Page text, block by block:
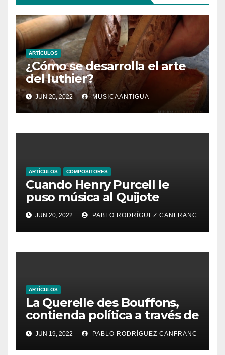
ARTÍCULOS
¿Cómo se desarrolla el arte
del luthier?
JUN 20, 2022 MUSICAANTIGUA
ARTÍCULOS COMPOSITORES
Cuando Henry Purcell le
puso música al Quijote
JUN 20, 2022 PABLO RODRÍGUEZ CANFRANC
ARTÍCULOS
La Querelle des Bouffons,
contienda política a través de
la ópera
JUN 19, 2022 PABLO RODRÍGUEZ CANFRANC